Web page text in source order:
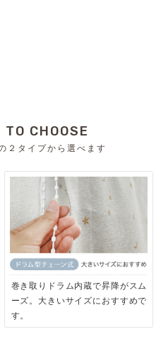
CHOOSE
２タイプから選べます
巻き取りドラム内蔵で昇降がスム
ーズ。大きいサイズにおすすめで
す。